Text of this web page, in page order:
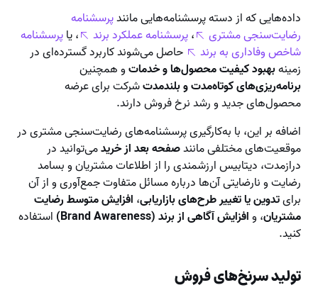
داده‌هایی که از دسته پرسشنامه‌هایی مانندپرسشنامه
رضایت‌سنجی مشتری
،پرسشنامه عملکرد برند ، یاپرسشنامه
شاخص وفاداری به برند
حاصل می‌شوند کاربرد گسترده‌ای در
زمینهبهبود کیفیت محصول‌ها و خدماتو همچنین
برنامه‌ریزی‌های کوتاه‌مدت و بلندمدتشرکت برای عرضه
محصول‌های جدید و رشد نرخ فروش دارند.
اضافه بر این، با به‌کارگیری پرسشنامه‌های رضایت‌سنجی مشتری در
موقعیت‌های مختلفی مانندصفحه بعد از خریدمی‌توانید در
درازمدت، دیتابیس ارزشمندی را از اطلاعات مشتریان و بسامد
رضایت و نارضایتی آن‌ها درباره مسائل متفاوت جمع‌آوری و از آن
برایتدوین یا تغییر طرح‌های بازاریابی، افزایش متوسط رضایت
مشتریان، وافزایش آگاهی از برند (Brand Awareness)
استفاده
کنید.
تولید سرنخ‌های فروش